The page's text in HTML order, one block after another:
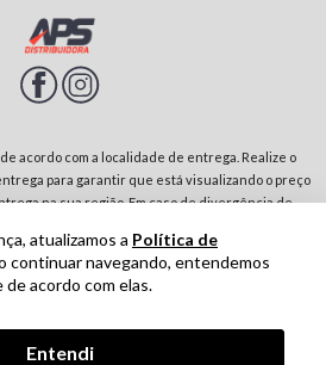
atualizamos a Política de
continuar navegando, entendemos
acordo com elas.
Entendi
acordo com a localidade de entrega. Realize o
para garantir que está visualizando o preço
na sua região. Em caso de divergência de
SP-342, Parque Residencial Jardim São Domingos |
Boa Vista-SP | CNPJ: 01.910.513/0001-00